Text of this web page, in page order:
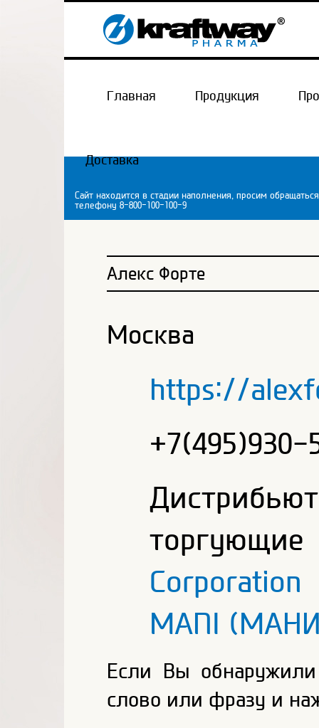
Главная Продукция
Доставка
Сайт находится в стадии наполнения, просим
телефону 8-800-100-100-9
Алекс Форте
Москва
https://
MANI
Если Вы
слово или фразу и